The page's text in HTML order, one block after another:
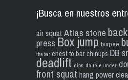
¡Busca en nuestros
air squat Atlas stone
press Box jump burpee
the bar chest to bar chinups DB
deadlift dips double under
front squat hang power